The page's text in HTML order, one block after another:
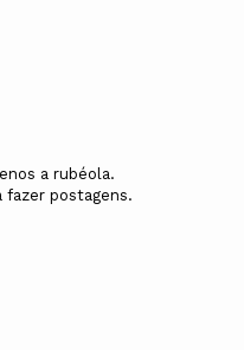
a rubéola.
postagens.